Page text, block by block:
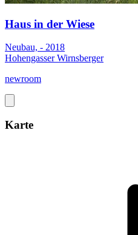
Haus in der Wiese
Neubau, - 2018
Hohengasser Wirnsberger
newroom
Karte